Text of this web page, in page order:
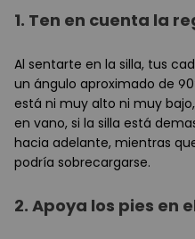
1. Ten en cuenta la
Al sentarte en la silla, tus
un ángulo aproximado de
está ni muy alto ni muy
en vano, si la silla está
hacia adelante, mientras
podría sobrecargarse.
2. Apoya los pies en